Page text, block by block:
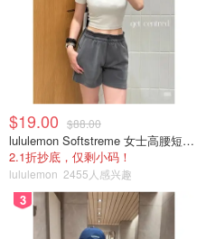
$19.00 $88.00
lululemon Softstreme 女士高腰短裤 10cm
2.1折抄底，仅剩小码！
lululemon 2455人感兴趣
3